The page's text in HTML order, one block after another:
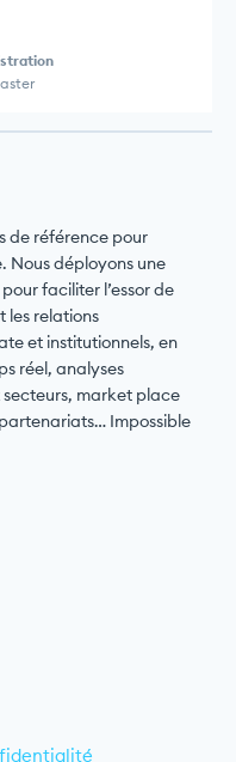
de référence pour
Nous déployons une
faciliter l’essor de
les relations
et institutionnels, en
réel, analyses
market place
Impossible